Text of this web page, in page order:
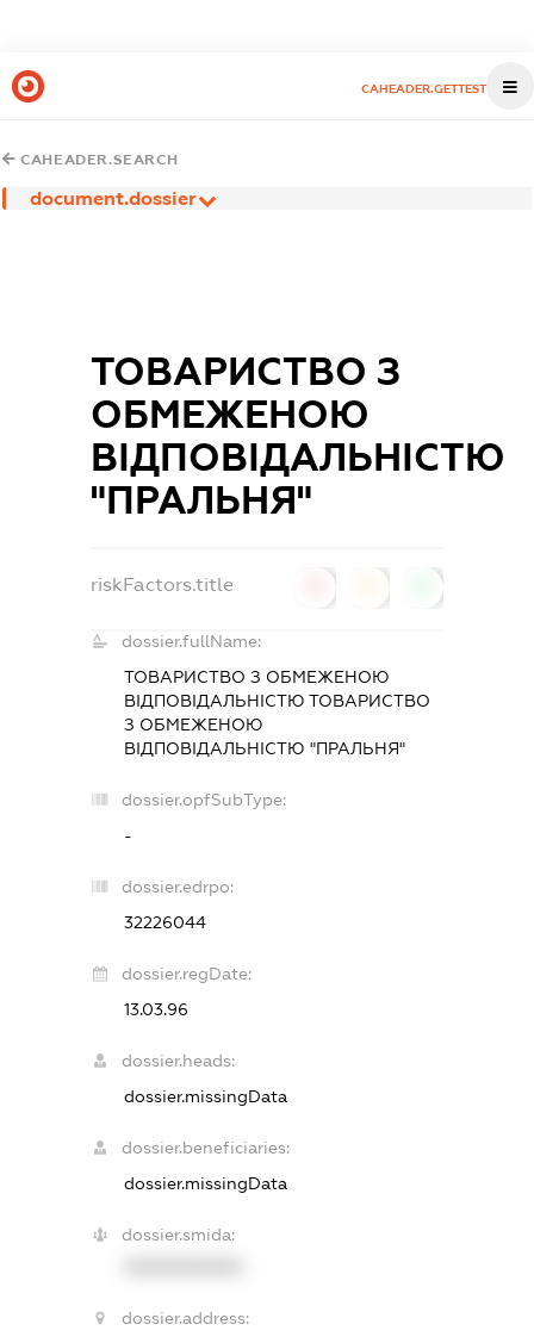
CAHEADER.GETTEST
CAHEADER.SEARCH
document.dossier
ТОВАРИСТВО З
ОБМЕЖЕНОЮ
ВІДПОВІДАЛЬНІСТЮ
"ПРАЛЬНЯ"
riskFactors.title
dossier.fullName:
ТОВАРИСТВО З ОБМЕЖЕНОЮ
ВІДПОВІДАЛЬНІСТЮ ТОВАРИСТВО
З ОБМЕЖЕНОЮ
ВІДПОВІДАЛЬНІСТЮ "ПРАЛЬНЯ"
dossier.opfSubType:
-
dossier.edrpo:
32226044
dossier.regDate:
13.03.96
dossier.heads:
dossier.missingData
dossier.beneficiaries:
dossier.missingData
dossier.smida:
dossier.address: